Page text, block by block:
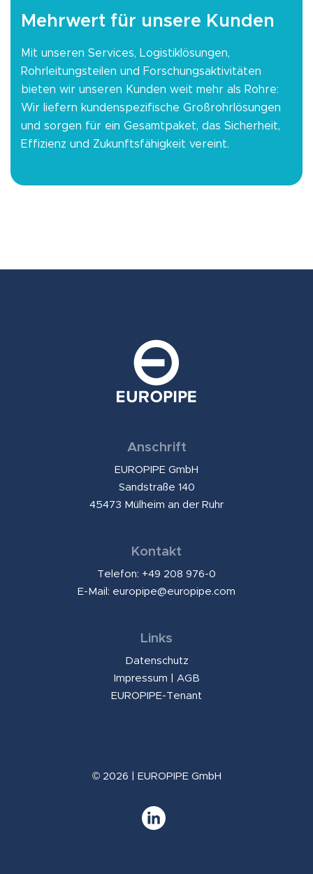
Mehrwert für unsere Kunden
Mit unseren Services, Logistiklösungen,
Rohrleitungsteilen und Forschungsaktivitäten
bieten wir unseren Kunden weit mehr als Rohre:
Wir liefern kundenspezifische Großrohrlösungen
und sorgen für ein Gesamtpaket, das Sicherheit,
Effizienz und Zukunftsfähigkeit vereint.
Anschrift
EUROPIPE GmbH
Sandstraße 140
45473 Mülheim an der Ruhr
Kontakt
Telefon: +49 208 976-0
E-Mail: europipe@europipe.com
Links
Datenschutz
Impressum
AGB
EUROPIPE-Tenant
© 2026 | EUROPIPE GmbH